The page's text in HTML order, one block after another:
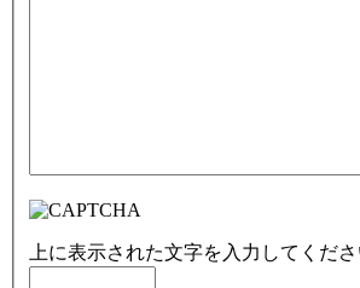
上に表示された文字を入力してくださ